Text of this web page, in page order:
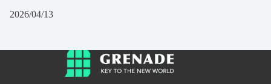
2026/04/13